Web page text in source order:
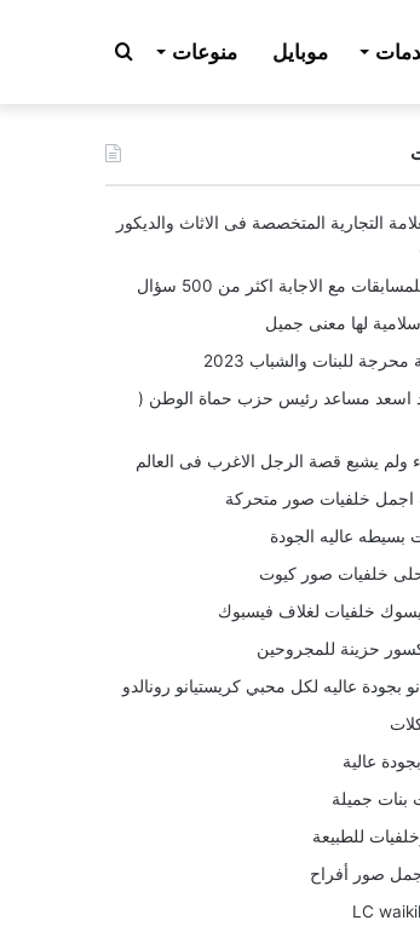
موبايل منوعات بحث
عن
التجارية المتخصصة فى الاثاث والديكور
مع الاجابة اكثر من 500 سؤال
لها معنى جميل
للبنات والشباب 2023
اسعد مساعد رئيس حزب حماة الوطن (
يشبع قصة الرجل الاغرب فى العالم
خلفيات صور متحركة
عاليه الجودة
خلفيات صور كيوت
خلفيات لغلاف فيسبوك
حزينة للمجروحين
بجودة عاليه لكل محبي كريستيانو رونالدو
عالية
بنات جميلة
للطبيعة
صور أفراح